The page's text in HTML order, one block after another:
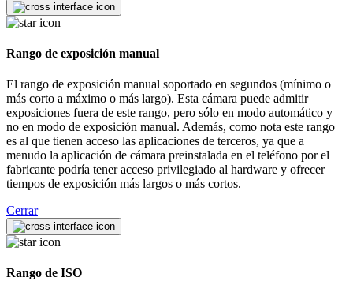
Rango de exposición manual
El rango de exposición manual soportado en segundos (mínimo o
más corto a máximo o más largo). Esta cámara puede admitir
exposiciones fuera de este rango, pero sólo en modo automático y
no en modo de exposición manual. Además, como nota este rango
es al que tienen acceso las aplicaciones de terceros, ya que a
menudo la aplicación de cámara preinstalada en el teléfono por el
fabricante podría tener acceso privilegiado al hardware y ofrecer
tiempos de exposición más largos o más cortos.
Cerrar
Rango de ISO